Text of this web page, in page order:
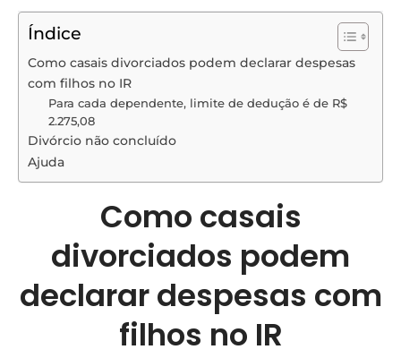
Índice
Como casais divorciados podem declarar despesas
com filhos no IR
Para cada dependente, limite de dedução é de R$
2.275,08
Divórcio não concluído
Ajuda
Como casais
divorciados podem
declarar despesas com
filhos no IR